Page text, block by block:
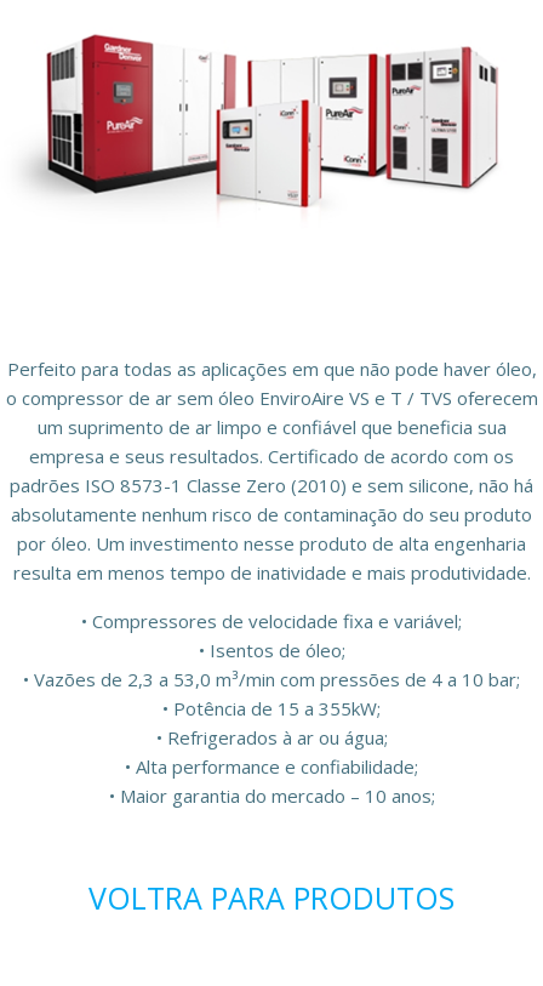
Perfeito para todas as aplicações em que não pode haver óleo,
o compressor de ar sem óleo EnviroAire VS e T / TVS oferecem
um suprimento de ar limpo e confiável que beneficia sua
empresa e seus resultados. Certificado de acordo com os
padrões ISO 8573-1 Classe Zero (2010) e sem silicone, não há
absolutamente nenhum risco de contaminação do seu produto
por óleo. Um investimento nesse produto de alta engenharia
resulta em menos tempo de inatividade e mais produtividade.
• Compressores de velocidade fixa e variável;
• Isentos de óleo;
• Vazões de 2,3 a 53,0 m³/min com pressões de 4 a 10 bar;
• Potência de 15 a 355kW;
• Refrigerados à ar ou água;
• Alta performance e confiabilidade;
• Maior garantia do mercado – 10 anos;
VOLTRA PARA PRODUTOS